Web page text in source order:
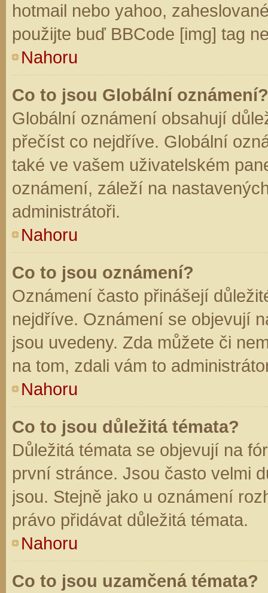
hotmail nebo yahoo,
použijte buď BBCode [img] tag
Nahoru
Co to jsou Globální oznámení?
Globální oznámení obsahují
přečíst co nejdříve. Globální
také ve vašem uživatelském
oznámení, záleží na
administrátoři.
Nahoru
Co to jsou oznámení?
Oznámení často přinášejí
nejdříve. Oznámení se objevují
jsou uvedeny. Zda můžete či
na tom, zdali vám to
Nahoru
Co to jsou důležitá témata?
Důležitá témata se objevují na
první stránce. Jsou často velmi
jsou. Stejně jako u oznámení
právo přidávat důležitá témata.
Nahoru
Co to jsou uzamčená témata?